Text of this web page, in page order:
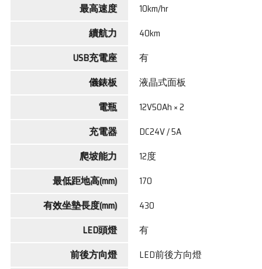
最高速度
10km/hr
續航力
40km
USB充電座
有
儀錶板
液晶式面板
電瓶
12V50Ah × 2
充電器
DC24V / 5A
爬坡能力
12度
最低距地高(mm)
170
有效坐墊長度(mm)
430
LED頭燈
有
前後方向燈
LED前後方向燈